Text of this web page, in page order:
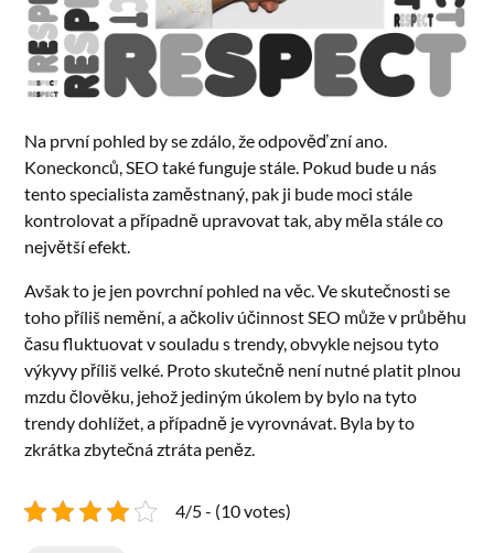
Na první pohled by se zdálo, že odpověď zní ano.
Koneckonců, SEO také funguje stále. Pokud bude u nás
tento specialista zaměstnaný, pak ji bude moci stále
kontrolovat a případně upravovat tak, aby měla stále co
největší efekt.
Avšak to je jen povrchní pohled na věc. Ve skutečnosti se
toho příliš nemění, a ačkoliv účinnost SEO může v průběhu
času fluktuovat v souladu s trendy, obvykle nejsou tyto
výkyvy příliš velké. Proto skutečně není nutné platit plnou
mzdu člověku, jehož jediným úkolem by bylo na tyto
trendy dohlížet, a případně je vyrovnávat. Byla by to
zkrátka zbytečná ztráta peněz.
4/5 - (10 votes)